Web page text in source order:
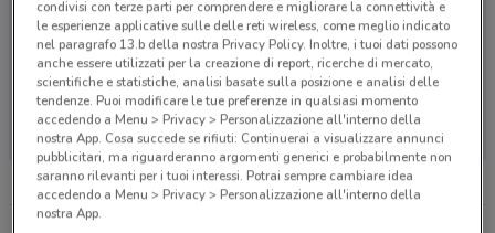
Non ci sono negozi nelle vicinanze
condivisi con terze parti per comprendere e migliorare la connettività e
le esperienze applicative sulle delle reti wireless, come meglio indicato
nel paragrafo 13.b della nostra Privacy Policy. Inoltre, i tuoi dati possono
anche essere utilizzati per la creazione di report, ricerche di mercato,
scientifiche e statistiche, analisi basate sulla posizione e analisi delle
tendenze. Puoi modificare le tue preferenze in qualsiasi momento
accedendo a Menu > Privacy > Personalizzazione all'interno della
nostra App. Cosa succede se rifiuti: Continuerai a visualizzare annunci
pubblicitari, ma riguarderanno argomenti generici e probabilmente non
saranno rilevanti per i tuoi interessi. Potrai sempre cambiare idea
accedendo a Menu > Privacy > Personalizzazione all'interno della
nostra App.